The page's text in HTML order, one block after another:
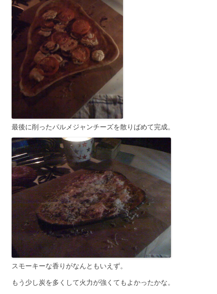
最後に削ったパルメジャンチーズを散りばめて完成。
スモーキーな香りがなんともいえず。
もう少し炭を多くして火力が強くてもよかったかな。